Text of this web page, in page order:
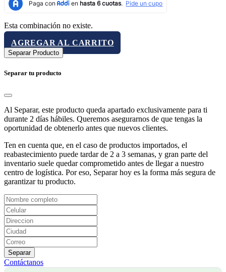
Esta combinación no existe.
AGREGAR AL CARRITO
Separar Producto
Separar tu producto
Al Separar, este producto queda apartado exclusivamente para ti
durante 2 días hábiles. Queremos asegurarnos de que tengas la
oportunidad de obtenerlo antes que nuevos clientes.
Ten en cuenta que, en el caso de productos importados, el
reabastecimiento puede tardar de 2 a 3 semanas, y gran parte del
inventario suele quedar comprometido antes de llegar a nuestro
centro de logística. Por eso, Separar hoy es la forma más segura de
garantizar tu producto.
Separar
Contáctanos